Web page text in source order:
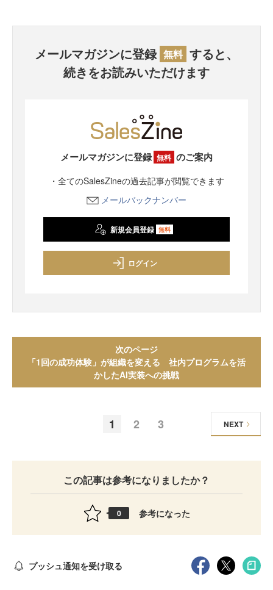
メールマガジンに登録 無料 すると、
続きをお読みいただけます
メールマガジンに登録 無料 のご案内
・全てのSalesZineの過去記事が閲覧できます
メールバックナンバー
新規会員登録 無料
ログイン
次のページ
「1回の成功体験」が組織を変える 社内プログラムを活
かしたAI実装への挑戦
1 2 3 NEXT
この記事は参考になりましたか？
0 参考になった
プッシュ通知を受け取る